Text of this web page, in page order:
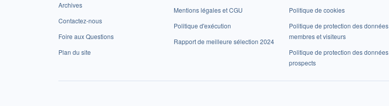
Archives
Contactez-nous
Foire aux Questions
Plan du site
Mentions légales et CGU
Politique d'exécution
Rapport de meilleure sélection 2024
Politique de cookies
Politique de protection des données
membres et visiteurs
Politique de protection des données
prospects